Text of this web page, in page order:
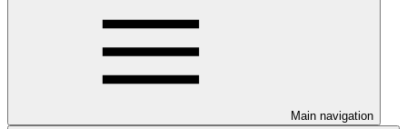
Main navigation